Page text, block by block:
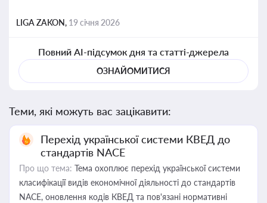
LIGA ZAKON, 19 січня 2026
Повний AI-підсумок дня та статті-джерела
ОЗНАЙОМИТИСЯ
Теми, які можуть вас зацікавити:
Перехід української системи КВЕД до
стандартів NACE
Про що тема: Тема охоплює перехід української системи
класифікації видів економічної діяльності до стандартів
NACE, оновлення кодів КВЕД та пов'язані нормативні